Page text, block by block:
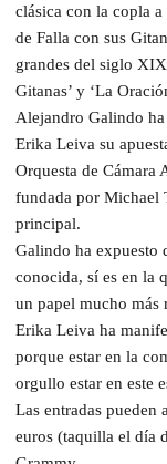
clásica con la copla
de Falla con sus
grandes del siglo
Gitanas’ y ‘La
Alejandro Galindo
Erika Leiva su
Orquesta de Cámara
fundada por Michael
principal.
Galindo ha expuesto
conocida, sí es en la
un papel mucho más
Erika Leiva ha
porque estar en la
orgullo estar en este
Las entradas pueden
euros (taquilla el día